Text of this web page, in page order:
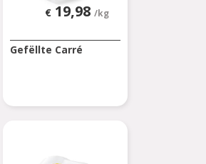
€ 19,98 /kg
Gefëllte Carré